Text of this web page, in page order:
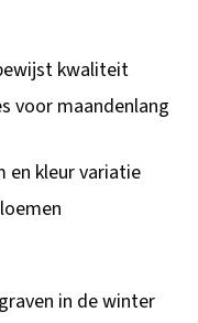
kwaliteit
voor maandenlang
en kleur variatie
in de winter